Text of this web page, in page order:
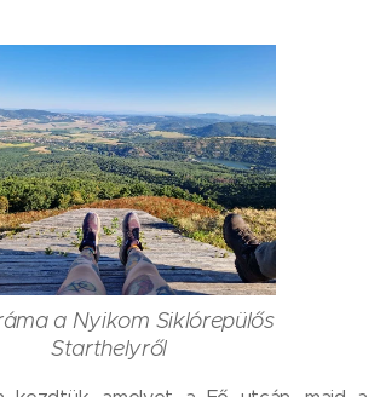
a Nyikom Siklórepülős
Starthelyről